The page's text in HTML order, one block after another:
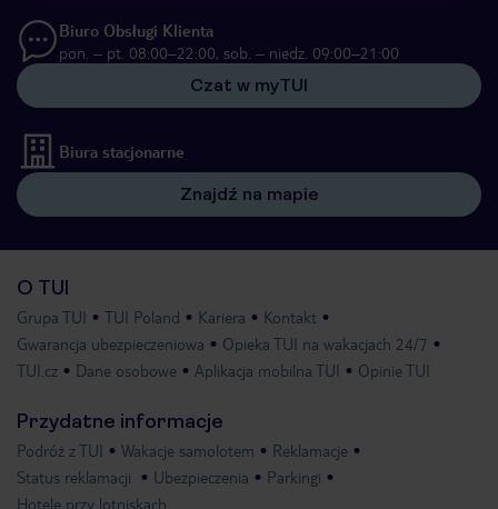
Biuro Obsługi Klienta
pon. – pt. 08:00–22:00, sob. – niedz. 09:00–21:00
Czat w myTUI
Biura stacjonarne
Znajdź na mapie
O TUI
Grupa TUI TUI Poland Kariera
Kontakt
Gwarancja ubezpieczeniowa
Opieka TUI na wakacjach 24/7
TUI.cz
Dane osobowe Aplikacja mobilna TUI Opinie TUI
Przydatne informacje
Podróż z TUI Wakacje samolotem
Reklamacje
Status reklamacji
Ubezpieczenia
Parkingi
Hotele przy lotniskach